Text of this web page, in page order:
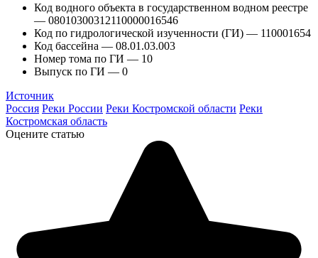
Код водного объекта в государственном водном реестре
— 08010300312110000016546
Код по гидрологической изученности (ГИ) — 110001654
Код бассейна — 08.01.03.003
Номер тома по ГИ — 10
Выпуск по ГИ — 0
Источник
Россия Реки России Реки Костромской области Реки
Костромская область
Оцените статью